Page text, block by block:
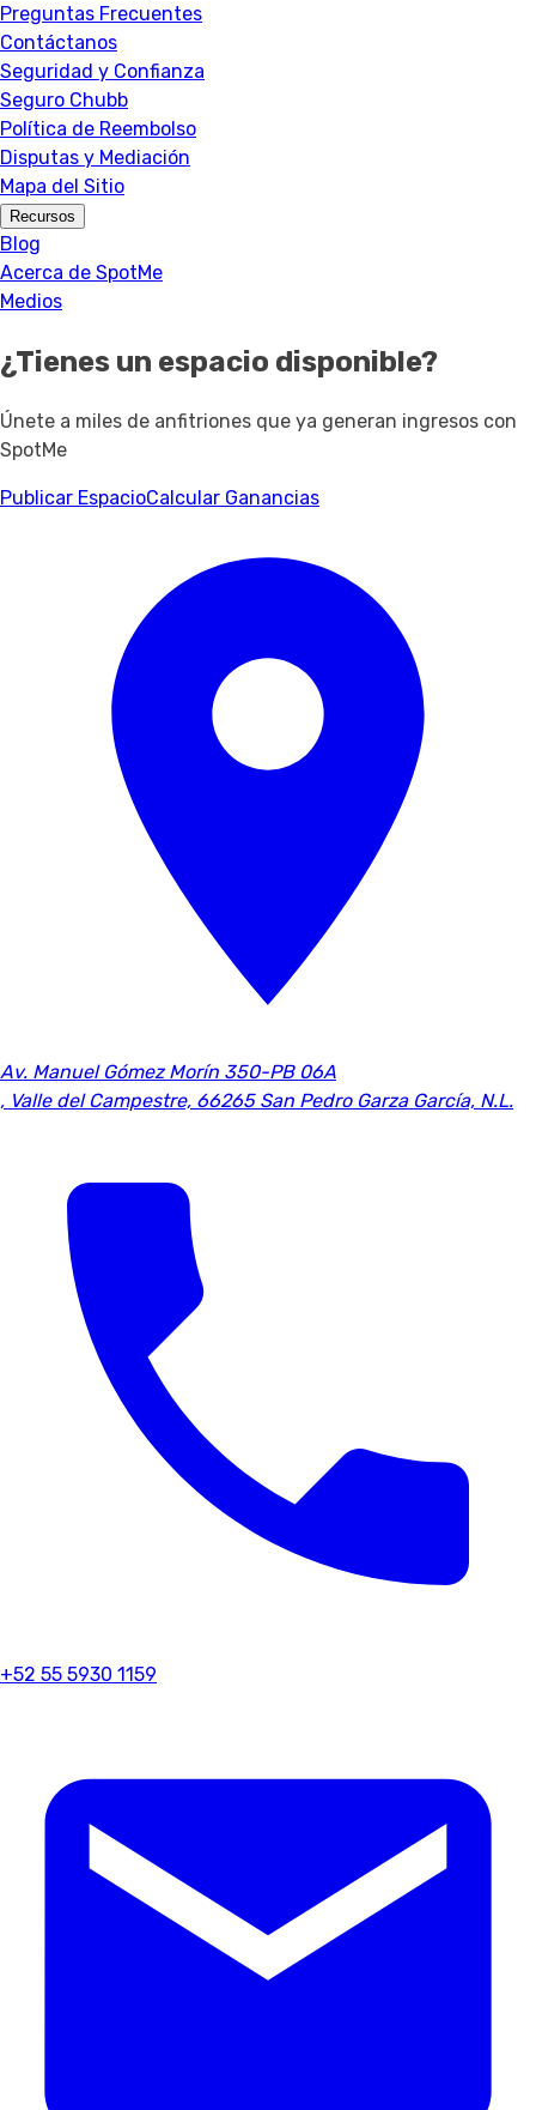
Preguntas Frecuentes
Contáctanos
Seguridad y Confianza
Seguro Chubb
Política de Reembolso
Disputas y Mediación
Mapa del Sitio
Recursos
Blog
Acerca de SpotMe
Medios
¿Tienes un espacio disponible?
Únete a miles de anfitriones que ya generan ingresos con
SpotMe
Publicar EspacioCalcular Ganancias
Av. Manuel Gómez Morín 350-PB 06A
, Valle del Campestre, 66265 San Pedro Garza García, N.L.
+52 55 5930 1159